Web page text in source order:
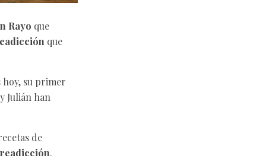
Rayo que
que
hoy, su primer
Julián han
de
.